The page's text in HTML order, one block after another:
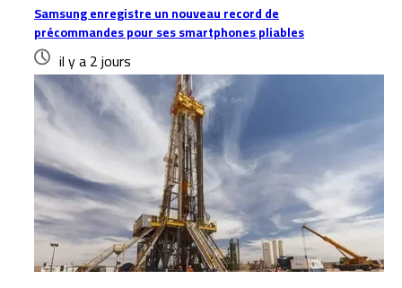
Samsung enregistre un nouveau record de
précommandes pour ses smartphones pliables
il y a 2 jours